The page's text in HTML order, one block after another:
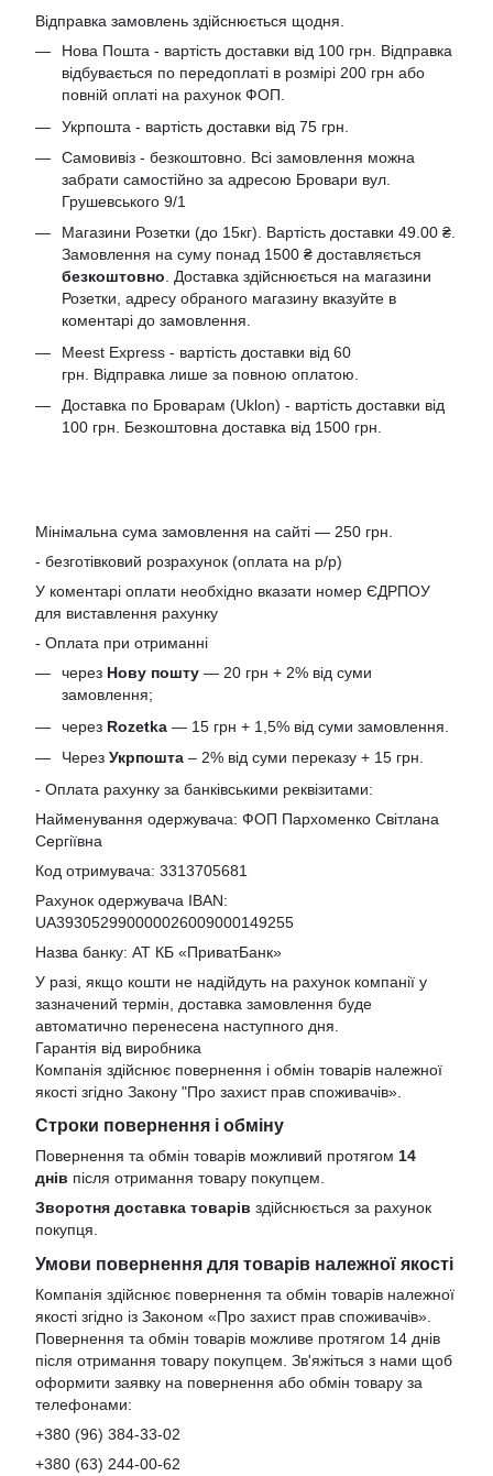
Відправка замовлень здійснюється щодня.
Нова Пошта - вартість доставки від 100 грн. Відправка
відбувається по передоплаті в розмірі 200 грн або
повній оплаті на рахунок ФОП.
Укрпошта - вартість доставки від 75 грн.
Самовивіз - безкоштовно. Всі замовлення можна
забрати самостійно за адресою Бровари вул.
Грушевського 9/1
Магазини Розетки (до 15кг). Вартість доставки 49.00 ₴.
Замовлення на суму понад 1500 ₴ доставляється
безкоштовно. Доставка здійснюється на магазини
Розетки, адресу обраного магазину вказуйте в
коментарі до замовлення.
Meest Express - вартість доставки від 60
грн. Відправка лише за повною оплатою.
Доставка по Броварам (Uklon) - вартість доставки від
100 грн. Безкоштовна доставка від 1500 грн.
Мінімальна сума замовлення на сайті — 250 грн.
- безготівковий розрахунок (оплата на р/р)
У коментарі оплати необхідно вказати номер ЄДРПОУ
для виставлення рахунку
- Оплата при отриманні
через Нову пошту — 20 грн + 2% від суми
замовлення;
через Rozetka — 15 грн + 1,5% від суми замовлення.
Через Укрпошта – 2% від суми переказу + 15 грн.
- Оплата рахунку за банківськими реквізитами:
Найменування одержувача: ФОП Пархоменко Світлана
Сергіївна
Код отримувача: 3313705681
Рахунок одержувача IBAN:
UA393052990000026009000149255
Назва банку: АТ КБ «ПриватБанк»
У разі, якщо кошти не надійдуть на рахунок компанії у
зазначений термін, доставка замовлення буде
автоматично перенесена наступного дня.
Гарантія від виробника
Компанія здійснює повернення і обмін товарів належної
якості згідно Закону "Про захист прав споживачів»
Строки повернення і обміну
Повернення та обмін товарів можливий протягом 14
днів після отримання товару покупцем.
Зворотня доставка товарів здійснюється за рахунок
покупця.
Умови повернення для товарів належної якості
Компанія здійснює повернення та обмін товарів належної
якості згідно із Законом «Про захист прав споживачів».
Повернення та обмін товарів можливе протягом 14 днів
після отримання товару покупцем. Зв'яжіться з нами щоб
оформити заявку на повернення або обмін товару за
телефонами:
+380 (96) 384-33-02
+380 (63) 244-00-62